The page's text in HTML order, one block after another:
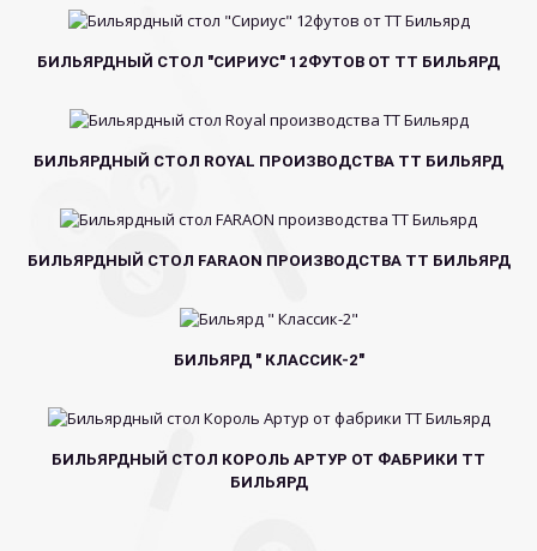
БИЛЬЯРДНЫЙ СТОЛ "СИРИУС" 12ФУТОВ ОТ ТТ БИЛЬЯРД
БИЛЬЯРДНЫЙ СТОЛ ROYAL ПРОИЗВОДСТВА ТТ БИЛЬЯРД
БИЛЬЯРДНЫЙ СТОЛ FARAON ПРОИЗВОДСТВА ТТ БИЛЬЯРД
БИЛЬЯРД " КЛАССИК-2"
БИЛЬЯРДНЫЙ СТОЛ КОРОЛЬ АРТУР ОТ ФАБРИКИ ТТ
БИЛЬЯРД